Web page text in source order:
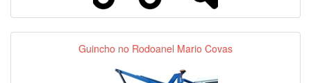
Guincho no Rodoanel Mario Covas